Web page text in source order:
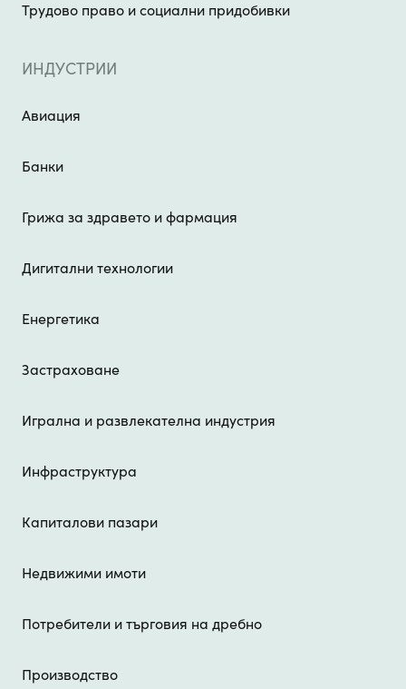
Трудово право и социални придобивки
ИНДУСТРИИ
Авиация
Банки
Грижа за здравето и фармация
Дигитални технологии
Енергетика
Застраховане
Игрална и развлекателна индустрия
Инфраструктура
Капиталови пазари
Недвижими имоти
Потребители и търговия на дребно
Производство